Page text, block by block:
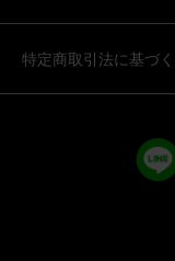
特定商取引法に基づ